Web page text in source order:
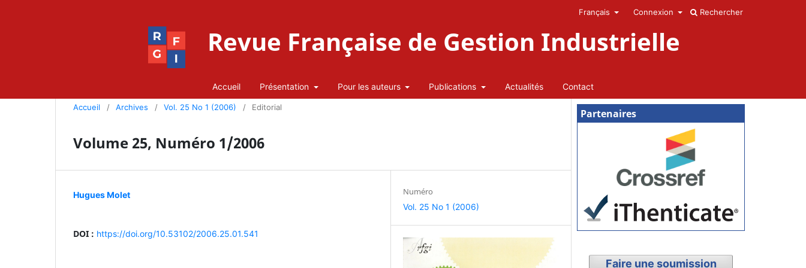
Revue Française de Gestion Industrielle
Accueil Présentation Pour les auteurs Publications Actualités Contact
Rechercher
Français Connexion
Accueil / Archives / Vol. 25 No 1 (2006) / Editorial
Volume 25, Numéro 1/2006
Hugues Molet
DOI : https://doi.org/10.53102/2006.25.01.541
Numéro
Vol. 25 No 1 (2006)
Partenaires
Faire une soumission